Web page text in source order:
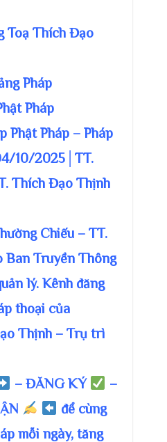
Toạ Thích Đạo
Pháp
Pháp
Phật Pháp – Pháp
10/2025│TT.
Thích Đạo Thịnh
Chiếu – TT.
Ban Truyền Thông
lý. Kênh đăng
thoại của
Thịnh – Trụ trì
– ĐĂNG KÝ
–
để cùng
mỗi ngày, tăng